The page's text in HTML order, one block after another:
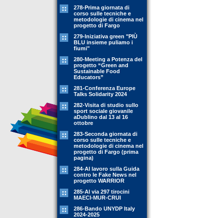
278-Prima giornata di
corso sulle tecniche e
metodologie di cinema nel
progetto di Fargo
279-Iniziativa green "PIÙ
BLU insieme puliamo i
fiumi"
280-Meeting a Potenza del
progetto “Green and
Sustainable Food
Educators”
281-Conferenza Europe
Talks Solidarity 2024
282-Visita di studio sullo
sport sociale giovanile
aDublino dal 13 al 16
ottobre
283-Seconda giornata di
corso sulle tecniche e
metodologie di cinema nel
progetto di Fargo (prima
pagina)
284-Al lavoro sulla Guida
contro le Fake News nel
progetto WARRIOR
285-Al via 297 tirocini
MAECI-MUR-CRUI
286-Bando UNYDP Italy
2024-2025